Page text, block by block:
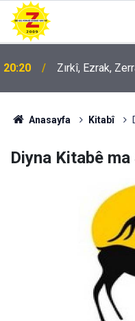
09:56 Ji Zilma
Anasayfa Kitabî
Diyna Kitabê